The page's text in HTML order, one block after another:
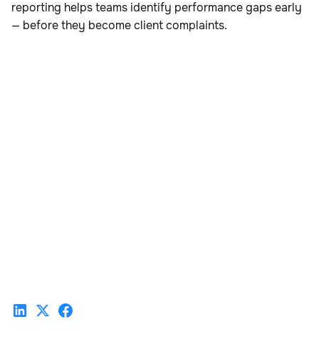
reporting helps teams identify performance gaps early
— before they become client complaints.